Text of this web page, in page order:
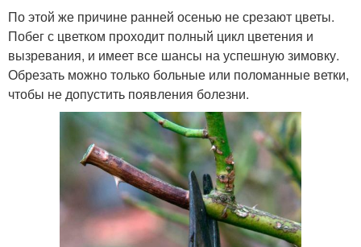
По этой же причине ранней осенью не срезают цветы.
Побег с цветком проходит полный цикл цветения и
вызревания, и имеет все шансы на успешную зимовку.
Обрезать можно только больные или поломанные ветки,
чтобы не допустить появления болезни.